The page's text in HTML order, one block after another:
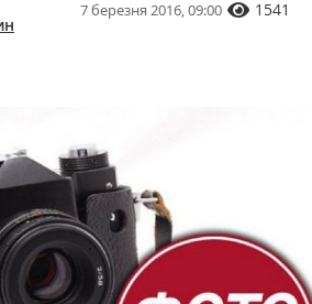
7 березня 2016, 09:00 1541